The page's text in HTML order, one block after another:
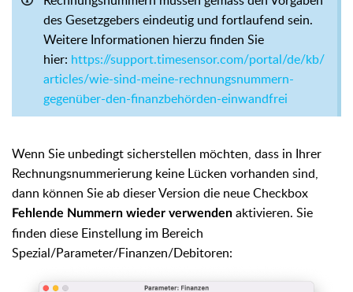
des Gesetzgebers eindeutig und fortlaufend sein.
Weitere Informationen hierzu finden Sie
hier: https://support.timesensor.com/portal/de/kb/
articles/wie-sind-meine-rechnungsnummern-
gegenüber-den-finanzbehörden-einwandfrei
Wenn Sie unbedingt sicherstellen möchten, dass in Ihrer
Rechnungsnummerierung keine Lücken vorhanden sind,
dann können Sie ab dieser Version die neue Checkbox
Fehlende Nummern wieder verwenden aktivieren. Sie
finden diese Einstellung im Bereich
Spezial/Parameter/Finanzen/Debitoren: